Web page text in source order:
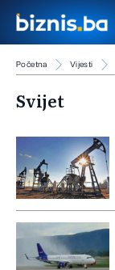
Početna Vijesti
Svijet